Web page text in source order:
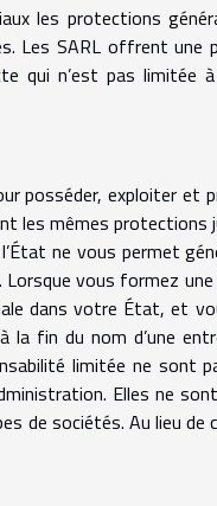
les protections
Les SARL offrent une
qui n’est pas limitée
posséder, exploiter et
les mêmes protections
ne vous permet
vous formez
dans votre État, et
fin du nom d’une
limitée ne sont
Elles ne
de sociétés. Au lieu de